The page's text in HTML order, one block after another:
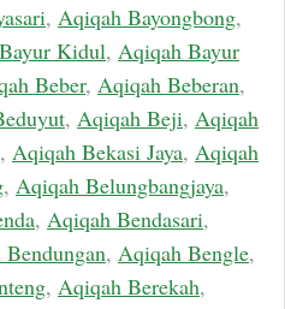
, Aqiqah Bayongbong,
Kidul, Aqiqah Bayur
Beber, Aqiqah Beberan,
, Aqiqah Beji, Aqiqah
, Aqiqah Bekasi Jaya, Aqiqah
, Aqiqah Belungbangjaya,
, Aqiqah Bendasari,
, Aqiqah Bengle,
, Aqiqah Berekah,